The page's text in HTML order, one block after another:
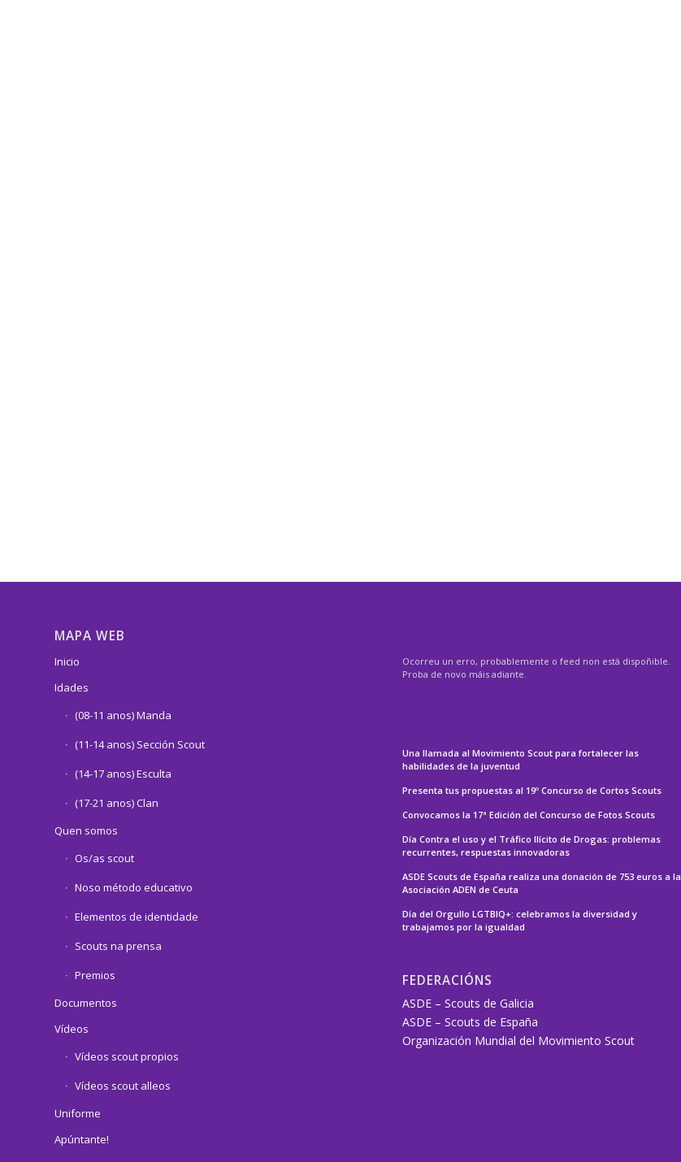
MAPA WEB
Inicio
Idades
(08-11 anos) Manda
(11-14 anos) Sección Scout
(14-17 anos) Esculta
(17-21 anos) Clan
Quen somos
Os/as scout
Noso método educativo
Elementos de identidade
Scouts na prensa
Premios
Documentos
Vídeos
Vídeos scout propios
Vídeos scout alleos
Uniforme
Apúntante!
Ocorreu un erro, probablemente o feed non está dispoñible.
Proba de novo máis adiante.
Una llamada al Movimiento Scout para fortalecer las
habilidades de la juventud
Presenta tus propuestas al 19º Concurso de Cortos Scouts
Convocamos la 17ª Edición del Concurso de Fotos Scouts
Día Contra el uso y el Tráfico Ilícito de Drogas: problemas
recurrentes, respuestas innovadoras
ASDE Scouts de España realiza una donación de 753 euros a la
Asociación ADEN de Ceuta
Día del Orgullo LGTBIQ+: celebramos la diversidad y
trabajamos por la igualdad
FEDERACIÓNS
ASDE – Scouts de Galicia
ASDE – Scouts de España
Organización Mundial del Movimiento Scout